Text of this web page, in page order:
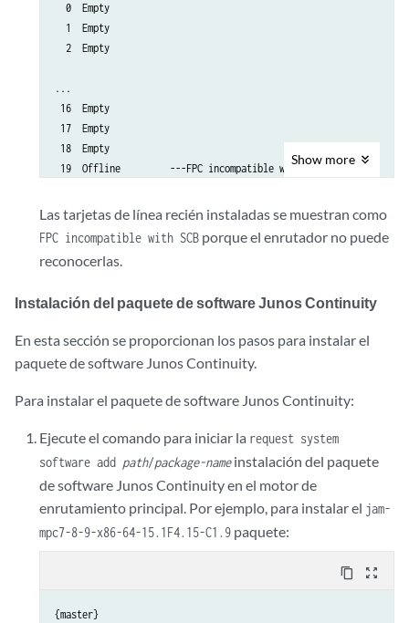
  0  Empty
  1  Empty
  2  Empty
...
16  Empty
17  Empty
18  Empty
19  Offline         ---FPC incompatible with SCB---
Show more
Las tarjetas de línea recién instaladas se muestran como
FPC incompatible with SCB porque el enrutador no puede
reconocerlas.
Instalación del paquete de software Junos Continuity
En esta sección se proporcionan los pasos para instalar el
paquete de software Junos Continuity.
Para instalar el paquete de software Junos Continuity:
Ejecute el comando para iniciar la request system
software add path/package-nameinstalación del paquete
de software Junos Continuity en el motor de
enrutamiento principal. Por ejemplo, para instalar el jam-
mpc7-8-9-x86-64-15.1F4.15-C1.9 paquete:
content_copy zoom_out_map
{master}